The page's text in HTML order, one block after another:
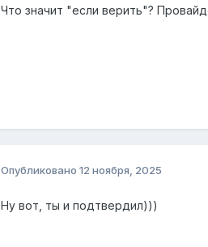
Что значит "если верить"?
Опубликовано 12 ноября, 2025
Ну вот, ты и подтвердил)))